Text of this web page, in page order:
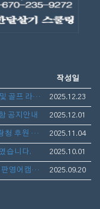
작성일
겨울방학 영어캠프 가족캠프-가족 방문 숙박 및 골프 라운딩 안내 2025.12.23
공지안내 2025.12.01
겨울방학 영어캠프 참가 이벤트-마리아나 관광청 후원 보스턴 가방 선물 증정 2025.11.04
습니다. 2025.10.01
2026겨울캠프 PIC숙박, 그레이스 스쿨링 사이판영어캠프(아이만참가,부모동반)- 1월10일 출발 3주일정 모집 2025.09.20